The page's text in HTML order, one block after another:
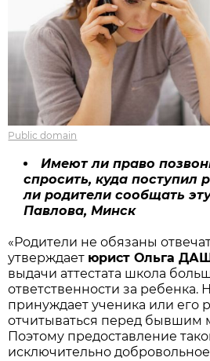
Public domain
Имеют ли право
спросить, куда поступил
ли родители сообщать
Павлова, Минск
«Родители не обязаны
утверждает юрист Ольга
выдачи аттестата школа
ответственности за ребенка.
принуждает ученика или его
отчитываться перед бывшим
Поэтому предоставление
исключительно